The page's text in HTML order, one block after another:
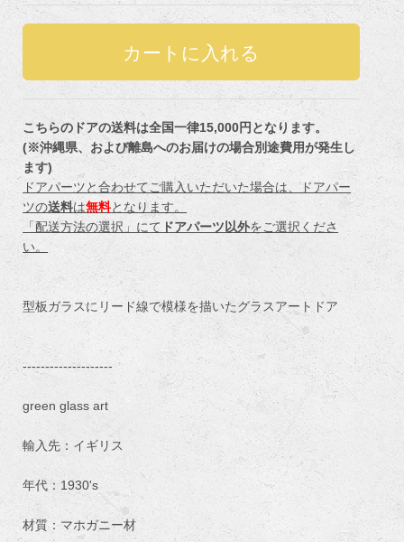
こちらのドアの送料は全国一律15,000円となります。
(※沖縄県、および離島へのお届けの場合別途費用が発生し
ます)
ドアパーツと合わせてご購入いただいた場合は、ドアパー
ツの送料は無料となります。
「配送方法の選択」にて ドアパーツ以外をご選択くださ
い。
型板ガラスにリード線で模様を描いたグラスアートドア
--------------------
green glass art
輸入先：イギリス
年代：1930's
材質：マホガニー材